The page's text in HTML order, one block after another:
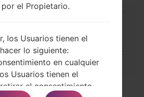
07:49:44xvideosonepixel
me puede pasar este room lo nec
favor
el Propietario.
los Usuarios tienen el
lo siguiente:
en cualquier
Usuarios tienen el
el consentimiento